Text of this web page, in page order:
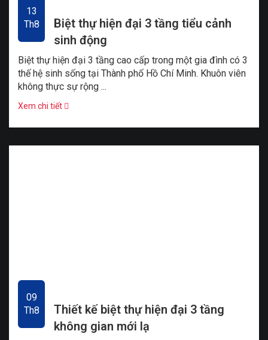
Biệt thự hiện đại 3 tầng tiểu cảnh
sinh động
Biệt thự hiện đại 3 tầng cao cấp trong một gia đình có 3
thế hệ sinh sống tại Thành phố Hồ Chí Minh. Khuôn viên
không thực sự rộng ...
13
Th8
Xem chi tiết
Thiết kế biệt thự hiện đại 3 tầng
không gian mới lạ
09
Th8